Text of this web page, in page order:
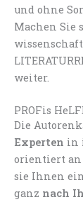
und ohne
Machen Sie
weiter.
PROFis
Die
Experten in
orientiert an
sie Ihnen
ganz nach